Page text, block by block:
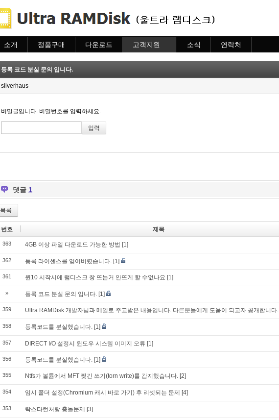
소개 정품구매
주문조회
이용안내
다운로드 고객지원
질문하기
소식 연락처
등록 코드 분실 문의 입니다.
silverhaus
비밀글입니다. 비밀번호를 입력하세요.
댓글 1
목록
번호 제목
363 4GB 이상 파일 다운로드 가능한 방법 [1]
362 등록 라이센스를 잊어버렸습니다. [1]
361 윈10 시작시에 램디스크 창 뜨는거 안뜨게 할 수없나요 [1]
» 등록 코드 분실 문의 입니다. [1]
359 Ultra RAMDisk 개발자님과 메일로 주고받은 내용입니다. 다른분들에게 도움이 되고자 공개합니다.
358 등록코드를 분실했습니다. [1]
357 DIRECT I/O 설정시 윈도우 시스템 이미지 오류 [1]
356 등록코드를 분실했습니다. [1]
355 Ntfs가 볼륨에서 MFT 찢긴 쓰기(torn write)를 감지했습니다. [2]
354 임시 폴더 설정(Chromium 캐시 바로 가기) 후 리셋되는 문제 [4]
353 락스타런처랑 충돌문제 [3]